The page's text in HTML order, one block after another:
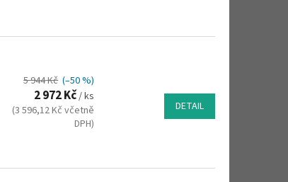
5 944 Kč (–50 %)
2 972 Kč/ ks
(3 596,12 Kč včetně
DPH)
DETAIL